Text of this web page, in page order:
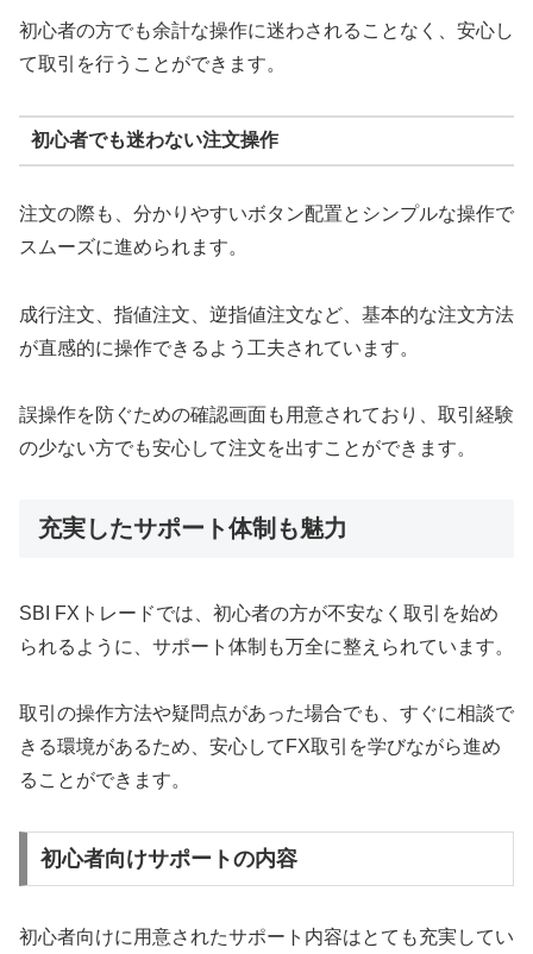
初心者の方でも余計な操作に迷わされることなく、安心し
て取引を行うことができます。
初心者でも迷わない注文操作
注文の際も、分かりやすいボタン配置とシンプルな操作で
スムーズに進められます。
成行注文、指値注文、逆指値注文など、基本的な注文方法
が直感的に操作できるよう工夫されています。
誤操作を防ぐための確認画面も用意されており、取引経験
の少ない方でも安心して注文を出すことができます。
充実したサポート体制も魅力
SBI FXトレードでは、初心者の方が不安なく取引を始め
られるように、サポート体制も万全に整えられています。
取引の操作方法や疑問点があった場合でも、すぐに相談で
きる環境があるため、安心してFX取引を学びながら進め
ることができます。
初心者向けサポートの内容
初心者向けに用意されたサポート内容はとても充実してい